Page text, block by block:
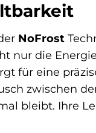
NoFrost
nur die
für eine
zwischen
bleibt. Ihre